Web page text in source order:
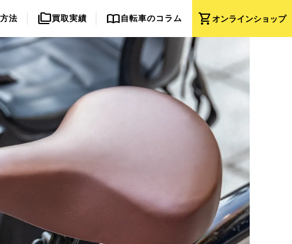
shopping_cartオンラインショップ
法 folder_copy買取実績 import_contacts自転車のコラム